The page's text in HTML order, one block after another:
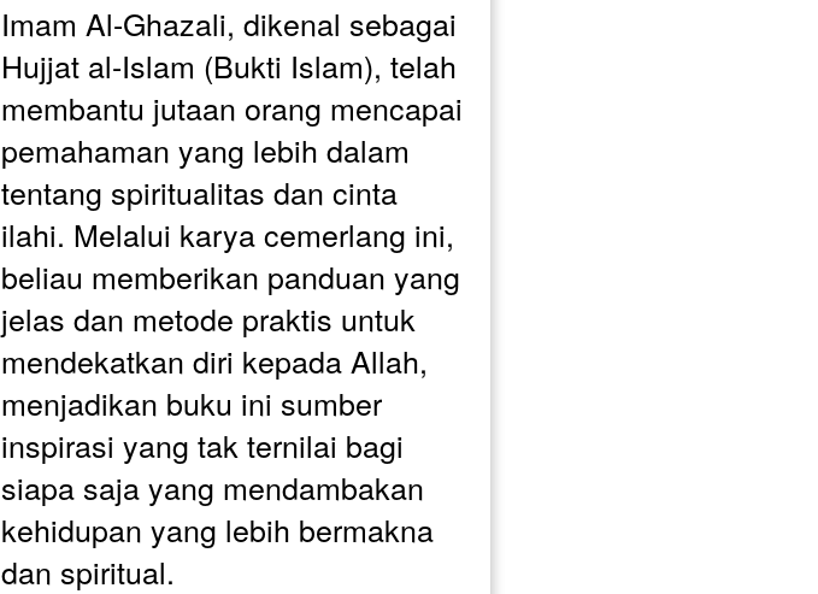
Imam Al-Ghazali, dikenal sebagai
Hujjat al-Islam (Bukti Islam), telah
membantu jutaan orang mencapai
pemahaman yang lebih dalam
tentang spiritualitas dan cinta
ilahi. Melalui karya cemerlang ini,
beliau memberikan panduan yang
jelas dan metode praktis untuk
mendekatkan diri kepada Allah,
menjadikan buku ini sumber
inspirasi yang tak ternilai bagi
siapa saja yang mendambakan
kehidupan yang lebih bermakna
dan spiritual.